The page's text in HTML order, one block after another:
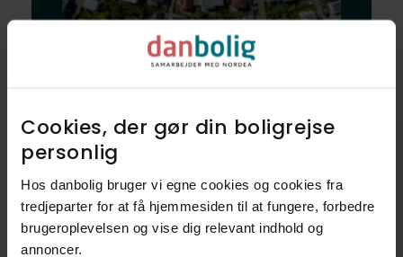
Cookies, der gør din boligrejse
personlig​
Hos danbolig bruger vi egne cookies og cookies fra
tredjeparter for at få hjemmesiden til at fungere, forbedre
brugeroplevelsen og vise dig relevant indhold og
annoncer.​
Bliv klogere på
dine nye naboer
og dit nye
nabolag
Udforsk vores finmaskede data, og